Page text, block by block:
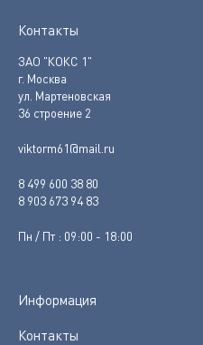
Контакты
ЗАО "КОКС 1"
г. Москва
ул. Мартеновская
36 строение 2
viktorm61@mail.ru
8 499 600 38 80
8 903 673 94 83
Пн / Пт : 09:00 - 18:00
Информация
Контакты